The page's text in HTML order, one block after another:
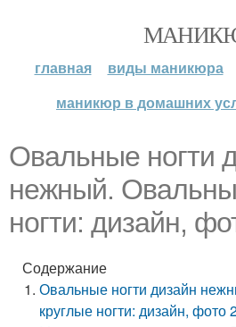
главная виды маникюра
маникюр в домашних
Овальные ногти
нежный.
ногти: дизайн,
Содержание
Овальные ногти дизайн
круглые ногти: дизайн, фото